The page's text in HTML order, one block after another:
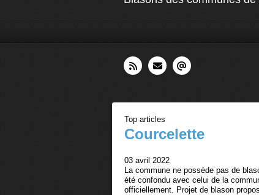
Top articles
Courcelette
03 avril 2022
La commune ne possède pas de
été confondu avec celui de la
officiellement. Projet de blason